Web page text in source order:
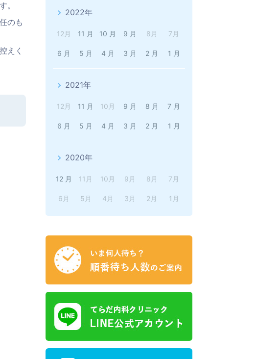
。
のも
えく
2022年
12月 11 月 10 月 9 月 8月 7月
6 月 5 月 4 月 3 月 2 月 1 月
2021年
12月 11 月 10月 9 月 8 月 7 月
6 月 5 月 4 月 3 月 2 月 1 月
2020年
12 月 11月 10月 9月 8月 7月
6月 5月 4月 3月 2月 1月